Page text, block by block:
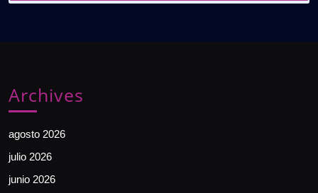
Archives
agosto 2026
julio 2026
junio 2026